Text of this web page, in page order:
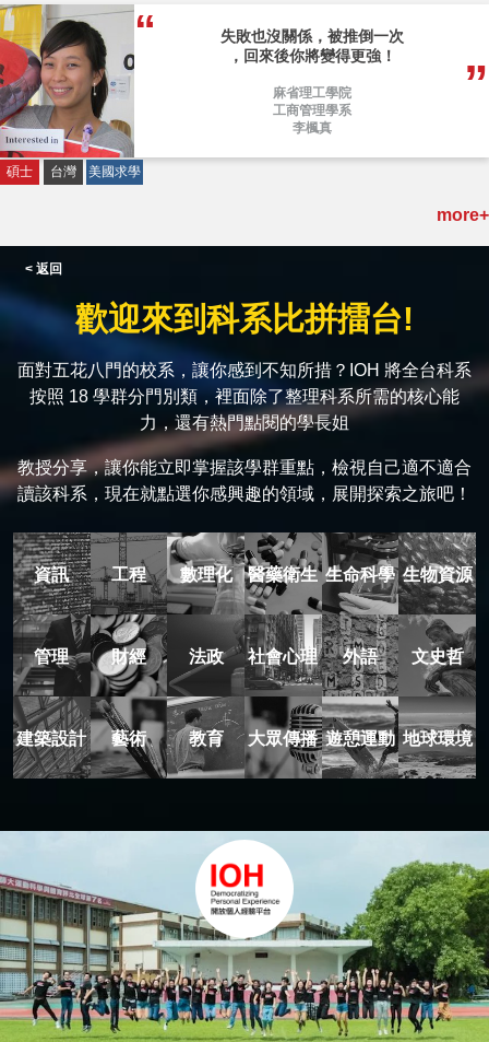
失敗也沒關係，被推倒一次
，回來後你將變得更強！
麻省理工學院
工商管理學系
李楓真
碩士 台灣 美國求學
more+
< 返回
歡迎來到科系比拼擂台!
面對五花八門的校系，讓你感到不知所措？IOH 將全台科系
按照 18 學群分門別類，裡面除了整理科系所需的核心能
力，還有熱門點閱的學長姐
教授分享，讓你能立即掌握該學群重點，檢視自己適不適合
讀該科系，現在就點選你感興趣的領域，展開探索之旅吧！
資訊 工程 數理化 醫藥衛生 生命科學 生物資源
管理 財經 法政 社會心理 外語 文史哲
建築設計 藝術 教育 大眾傳播 遊憩運動 地球環境